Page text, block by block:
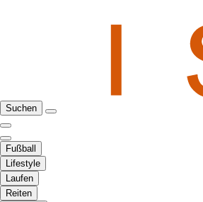
Suchen
Fußball
Lifestyle
Laufen
Reiten